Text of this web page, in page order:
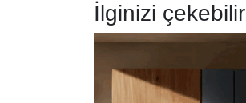
İlginizi çekebilir